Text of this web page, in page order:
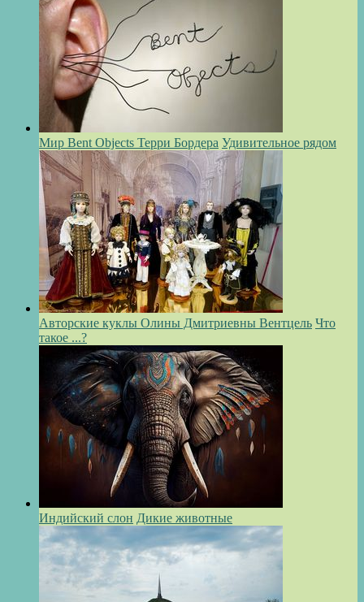
Мир Bent Objects Терри Бордера Удивительное рядом
Авторские куклы Олины Дмитриевны Вентцель Что
такое ...?
Индийский слон Дикие животные